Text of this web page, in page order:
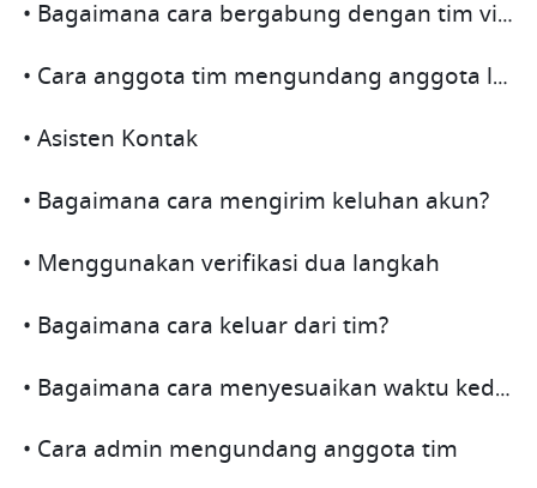
• Bagaimana cara bergabung dengan tim via Kode Tim?
• Cara anggota tim mengundang anggota lainnya
• Asisten Kontak
• Bagaimana cara mengirim keluhan akun?
• Menggunakan verifikasi dua langkah
• Bagaimana cara keluar dari tim?
• Bagaimana cara menyesuaikan waktu kedaluwarsa untuk metode undangan tim?
• Cara admin mengundang anggota tim